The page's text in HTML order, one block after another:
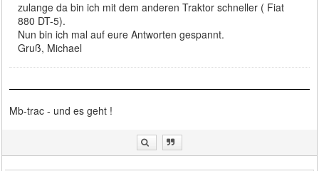
zulange da bin ich mit dem anderen Traktor schneller ( Fiat
880 DT-5).
Nun bin ich mal auf eure Antworten gespannt.
Gruß, Michael
Mb-trac - und es geht !